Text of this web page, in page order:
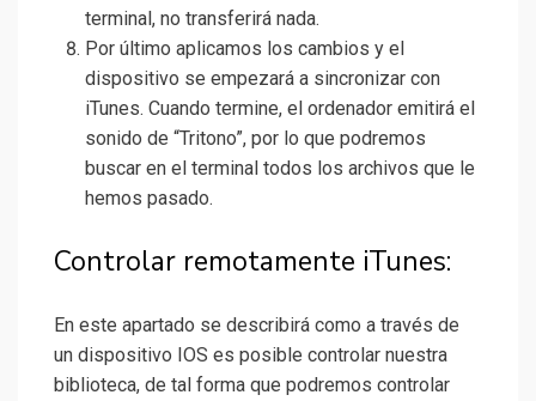
terminal, no transferirá nada.
Por último aplicamos los cambios y el
dispositivo se empezará a sincronizar con
iTunes. Cuando termine, el ordenador emitirá el
sonido de “Tritono”, por lo que podremos
buscar en el terminal todos los archivos que le
hemos pasado.
Controlar remotamente iTunes:
En este apartado se describirá como a través de
un dispositivo IOS es posible controlar nuestra
biblioteca, de tal forma que podremos controlar